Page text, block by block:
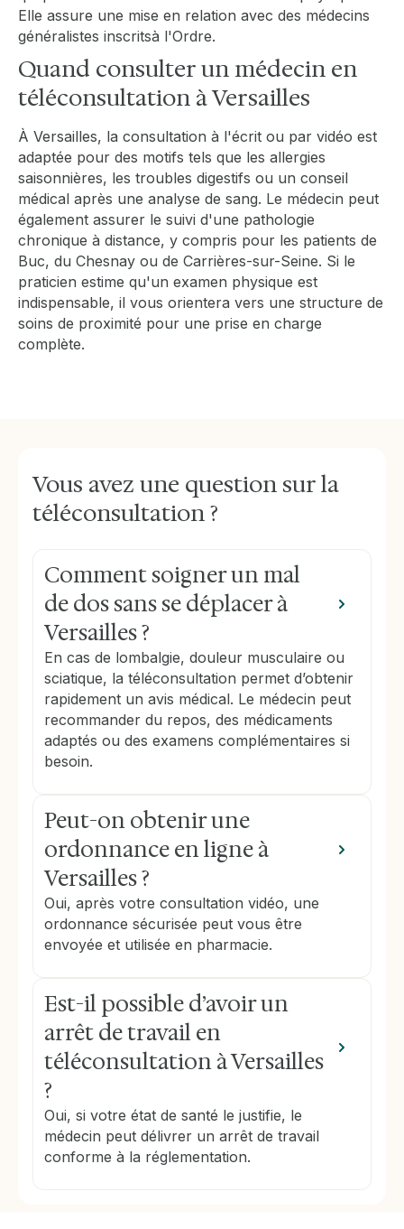
Elle assure une mise en relation avec des médecins
généralistes inscritsà l'Ordre.
Quand consulter un médecin en
téléconsultation à Versailles
À Versailles, la consultation à l'écrit ou par vidéo est
adaptée pour des motifs tels que les allergies
saisonnières, les troubles digestifs ou un conseil
médical après une analyse de sang. Le médecin peut
également assurer le suivi d'une pathologie
chronique à distance, y compris pour les patients de
Buc, du Chesnay ou de Carrières-sur-Seine. Si le
praticien estime qu'un examen physique est
indispensable, il vous orientera vers une structure de
soins de proximité pour une prise en charge
complète.
Vous avez une question sur la
téléconsultation ?
Comment soigner un mal
de dos sans se déplacer à
Versailles ?
En cas de lombalgie, douleur musculaire ou
sciatique, la téléconsultation permet d’obtenir
rapidement un avis médical. Le médecin peut
recommander du repos, des médicaments
adaptés ou des examens complémentaires si
besoin.
Peut-on obtenir une
ordonnance en ligne à
Versailles ?
Oui, après votre consultation vidéo, une
ordonnance sécurisée peut vous être
envoyée et utilisée en pharmacie.
Est-il possible d’avoir un
arrêt de travail en
téléconsultation à Versailles
?
Oui, si votre état de santé le justifie, le
médecin peut délivrer un arrêt de travail
conforme à la réglementation.